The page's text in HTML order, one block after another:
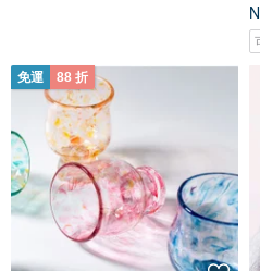
免運 88 折